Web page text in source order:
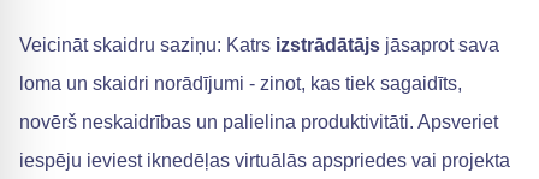
Veicināt skaidru saziņu: Katrs izstrādātājs jāsaprot sava
loma un skaidri norādījumi - zinot, kas tiek sagaidīts,
novērš neskaidrības un palielina produktivitāti. Apsveriet
iespēju ieviest iknedēļas virtuālās apspriedes vai projekta